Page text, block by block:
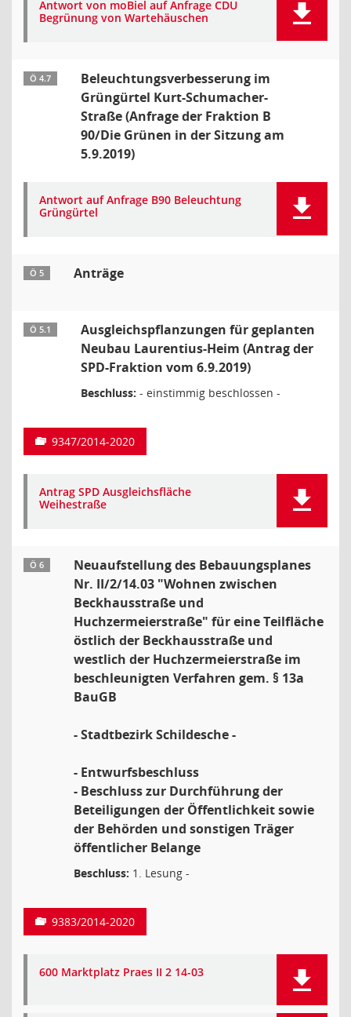
Antwort von moBiel auf Anfrage CDU
Begrünung von Wartehäuschen
Ö 4.7
Beleuchtungsverbesserung im
Grüngürtel Kurt-Schumacher-
Straße (Anfrage der Fraktion B
90/Die Grünen in der Sitzung am
5.9.2019)
Antwort auf Anfrage B90 Beleuchtung
Grüngürtel
Ö 5 Anträge
Ö 5.1
Ausgleichspflanzungen für geplanten
Neubau Laurentius-Heim (Antrag der
SPD-Fraktion vom 6.9.2019)
Beschluss: - einstimmig beschlossen -
9347/2014-2020
Antrag SPD Ausgleichsfläche
Weihestraße
Ö 6
Neuaufstellung des Bebauungsplanes
Nr. II/2/14.03 "Wohnen zwischen
Beckhausstraße und
Huchzermeierstraße" für eine Teilfläche
östlich der Beckhausstraße und
westlich der Huchzermeierstraße im
beschleunigten Verfahren gem. § 13a
BauGB
- Stadtbezirk Schildesche -
- Entwurfsbeschluss
- Beschluss zur Durchführung der
Beteiligungen der Öffentlichkeit sowie
der Behörden und sonstigen Träger
öffentlicher Belange
Beschluss: 1. Lesung -
9383/2014-2020
600 Marktplatz Praes II 2 14-03